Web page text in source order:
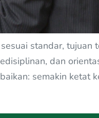
standar, tujuan
dan
semakin ketat